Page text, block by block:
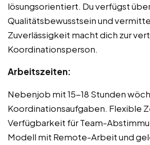
lösungsorientiert. Du verfügst
Qualitätsbewusstsein und
Zuverlässigkeit macht dich zur
Koordinationsperson.
Arbeitszeiten:
Nebenjob mit 15-18 Stunden
Koordinationsaufgaben. Flexible
Verfügbarkeit für Team-
Modell mit Remote-Arbeit und